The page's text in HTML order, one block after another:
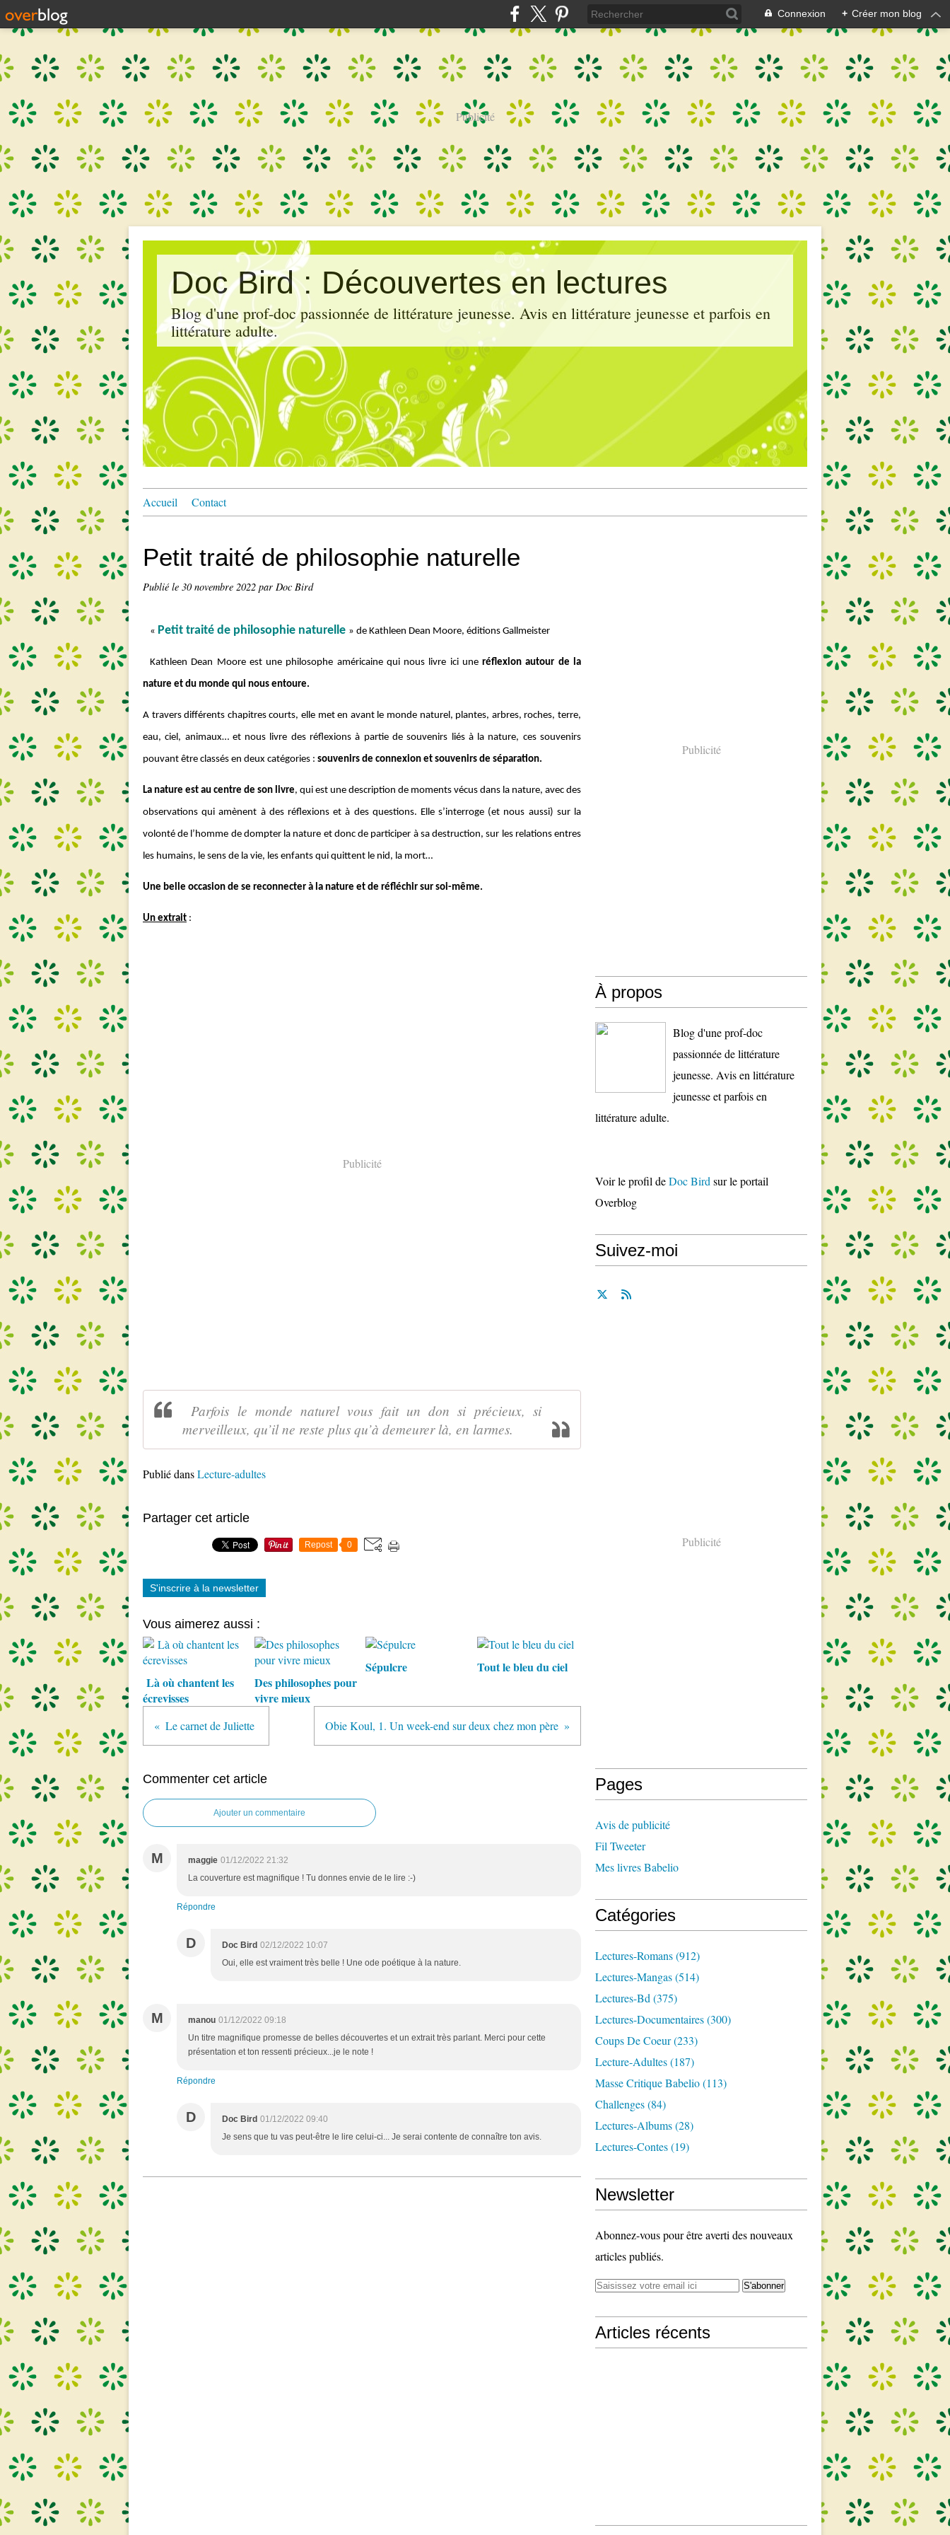
Connexion + Créer mon blog
Publicité
Doc Bird : Découvertes en lectures
Blog d'une prof-doc passionnée de littérature jeunesse. Avis en littérature jeunesse et parfois en
littérature adulte.
Accueil Contact
Petit traité de philosophie naturelle
Publié le 30 novembre 2022 par Doc Bird
« Petit traité de philosophie naturelle » de Kathleen Dean Moore, éditions Gallmeister
Kathleen Dean Moore est une philosophe américaine qui nous livre ici uneréflexion autour de la
nature et du monde qui nous entoure.
A travers différents chapitres courts, elle met en avant le monde naturel, plantes, arbres, roches, terre,
eau, ciel, animaux… et nous livre des réflexions à partie de souvenirs liés à la nature, ces souvenirs
pouvant être classés en deux catégories : souvenirs de connexion et souvenirs de séparation.
La nature est au centre de son livre, qui est une description de moments vécus dans la nature, avec des
observations qui amènent à des réflexions et à des questions. Elle s’interroge (et nous aussi) sur la
volonté de l’homme de dompter la nature et donc de participer à sa destruction, sur les relations entres
les humains, le sens de la vie, les enfants qui quittent le nid, la mort…
Une belle occasion de se reconnecter à la nature et de réfléchir sur soi-même.
Un extrait :
Publicité
Parfois le monde naturel vous fait un don si précieux, si
merveilleux, qu’il ne reste plus qu’à demeurer là, en larmes.
Publié dansLecture-adultes
Partager cet article
Repost 0
S'inscrire à la newsletter
Vous aimerez aussi :
Là où chantent les
écrevisses
Des philosophes pour
vivre mieux
Sépulcre Tout le bleu du ciel
Le carnet de Juliette Obie Koul, 1. Un week-end sur deux chez mon père
Commenter cet article
Ajouter un commentaire
M maggie 01/12/2022 21:32
La couverture est magnifique ! Tu donnes envie de le lire :-)
Répondre
D Doc Bird 02/12/2022 10:07
Oui, elle est vraiment très belle ! Une ode poétique à la nature.
M manou 01/12/2022 09:18
Un titre magnifique promesse de belles découvertes et un extrait très parlant. Merci pour cette
présentation et ton ressenti précieux...je le note !
Répondre
D Doc Bird 01/12/2022 09:40
Je sens que tu vas peut-être le lire celui-ci... Je serai contente de connaître ton avis.
Publicité
À propos
Blog d'une prof-doc
passionnée de littérature
jeunesse. Avis en littérature
jeunesse et parfois en
littérature adulte.
Voir le profil deDoc Bird sur le portail
Overblog
Suivez-moi
Publicité
Pages
Avis de publicité
Fil Tweeter
Mes livres Babelio
Catégories
Lectures-Romans(912)
Lectures-Mangas(514)
Lectures-Bd (375)
Lectures-Documentaires(300)
Coups De Coeur(233)
Lecture-Adultes(187)
Masse Critique Babelio(113)
Challenges(84)
Lectures-Albums(28)
Lectures-Contes(19)
Newsletter
Abonnez-vous pour être averti des nouveaux
articles publiés.
Articles récents